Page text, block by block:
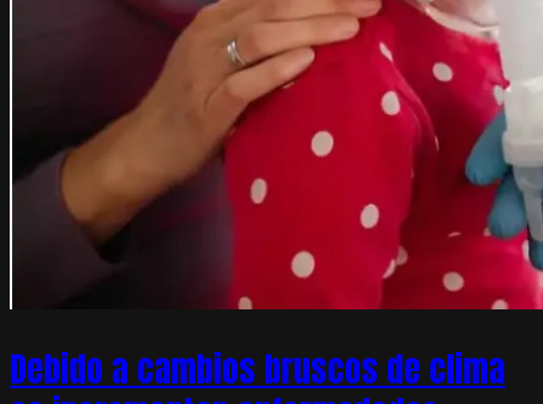
Debido a cambios bruscos de clima